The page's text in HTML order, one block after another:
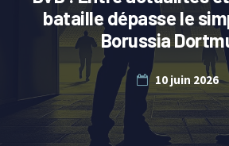
bataille dépasse le
Borussia
10 juin 2026